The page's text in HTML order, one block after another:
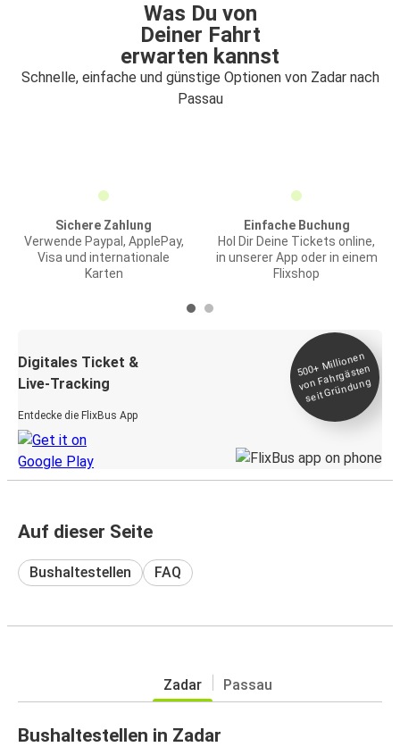
Was Du von
Deiner Fahrt
erwarten kannst
Schnelle, einfache und günstige Optionen von Zadar nach
Passau
Sichere Zahlung
Verwende Paypal, ApplePay,
Visa und internationale
Karten
Einfache Buchung
Hol Dir Deine Tickets online,
in unserer App oder in einem
Flixshop
Digitales Ticket &
Live-Tracking
Entdecke die FlixBus App
500+
Millionen
von Fahrgästen
seit
Gründung
Auf dieser Seite
Bushaltestellen FAQ
Zadar Passau
Bushaltestellen in Zadar